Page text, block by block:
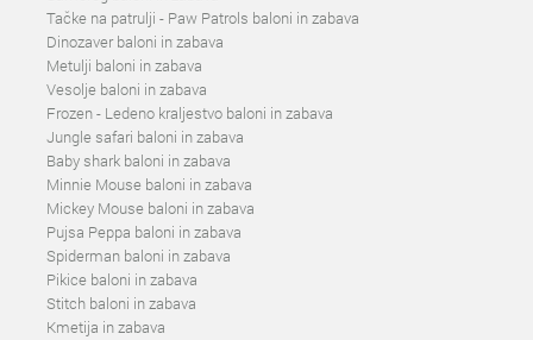
Tačke na patrulji - Paw Patrols baloni in zabava
Dinozaver baloni in zabava
Metulji baloni in zabava
Vesolje baloni in zabava
Frozen - Ledeno kraljestvo baloni in zabava
Jungle safari baloni in zabava
Baby shark baloni in zabava
Minnie Mouse baloni in zabava
Mickey Mouse baloni in zabava
Pujsa Peppa baloni in zabava
Spiderman baloni in zabava
Pikice baloni in zabava
Stitch baloni in zabava
Kmetija in zabava